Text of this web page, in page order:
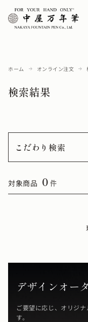
ホーム オンライン注文
検索結果
こだわり検索
対象商品 0 件
デザインオー
ご要望に応じ、オリジ
す。